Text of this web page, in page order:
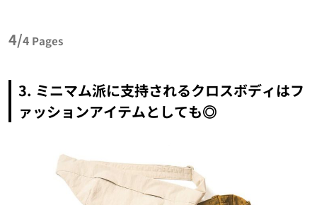
4/4 Pages
3. ミニマム派に支持されるクロスボディはフ
ァッションアイテムとしても◎